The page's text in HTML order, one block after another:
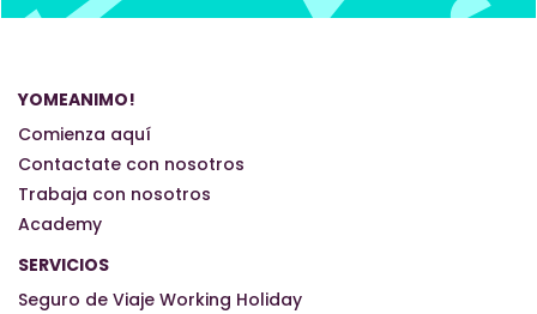
YOMEANIMO!
Comienza aquí
Contactate con nosotros
Trabaja con nosotros
Academy
SERVICIOS
Seguro de Viaje Working Holiday